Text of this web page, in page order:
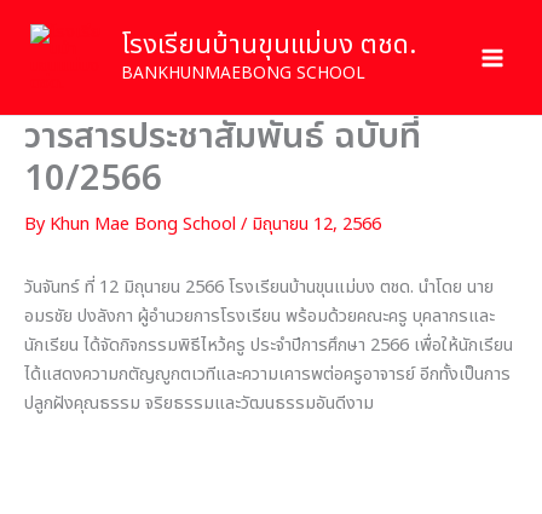
โรงเรียนบ้านขุนแม่บง ตชด.
BANKHUNMAEBONG SCHOOL
วารสารประชาสัมพันธ์ ฉบับที่
10/2566
ByKhun Mae Bong School /มิถุนายน 12, 2566
วันจันทร์ ที่ 12 มิถุนายน 2566 โรงเรียนบ้านขุนแม่บง ตชด. นำโดย นาย
อมรชัย ปงลังกา ผู้อำนวยการโรงเรียน พร้อมด้วยคณะครู บุคลากรและ
นักเรียน ได้จัดกิจกรรมพิธีไหว้ครู ประจำปีการศึกษา 2566 เพื่อให้นักเรียน
ได้แสดงความกตัญญูกตเวทีและความเคารพต่อครูอาจารย์ อีกทั้งเป็นการ
ปลูกฝังคุณธรรม จริยธรรมและวัฒนธรรมอันดีงาม